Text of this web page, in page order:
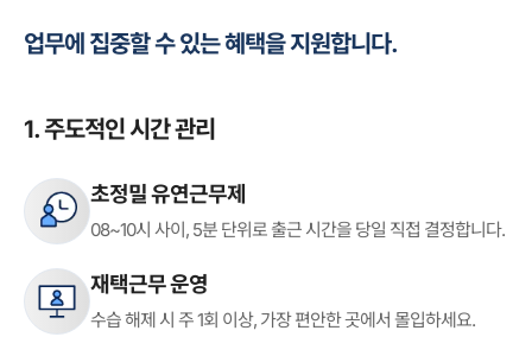
업무에 집중할 수 있는 혜택을 지원합니다.
1. 주도적인 시간 관리
초정밀 유연근무제
08~10시 사이, 5분 단위로 출근 시간을 당일 직접 결정합니다.
재택근무 운영
수습 해제 시 주 1회 이상, 가장 편안한 곳에서 몰입하세요.